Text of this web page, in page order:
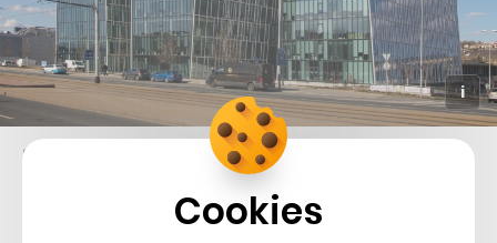
Sídlo telekomunikační skupiny CETIN
Cookies